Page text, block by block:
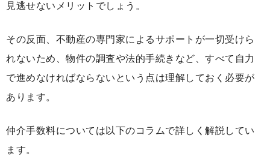
見逃せないメリットでしょう。
その反面、不動産の専門家によるサポートが一切受けら
れないため、物件の調査や法的手続きなど、すべて自力
で進めなければならないという点は理解しておく必要が
あります。
仲介手数料については以下のコラムで詳しく解説してい
ます。